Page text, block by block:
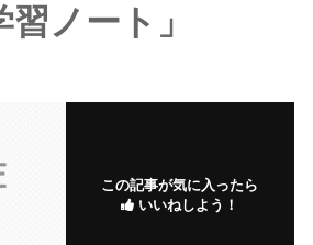
習ノート」
この記事が気に入ったら
いいねしよう！